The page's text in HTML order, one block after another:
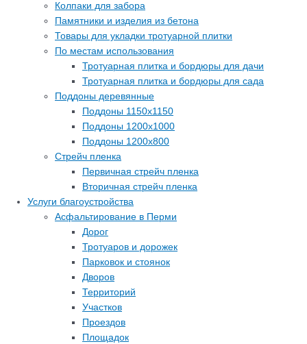
Колпаки для забора
Памятники и изделия из бетона
Товары для укладки тротуарной плитки
По местам использования
Тротуарная плитка и бордюры для дачи
Тротуарная плитка и бордюры для сада
Поддоны деревянные
Поддоны 1150х1150
Поддоны 1200х1000
Поддоны 1200х800
Стрейч пленка
Первичная стрейч пленка
Вторичная стрейч пленка
Услуги благоустройства
Асфальтирование в Перми
Дорог
Тротуаров и дорожек
Парковок и стоянок
Дворов
Территорий
Участков
Проездов
Площадок